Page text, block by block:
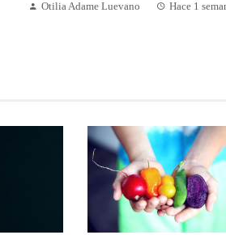
Otilia Adame Luevano Hace 1